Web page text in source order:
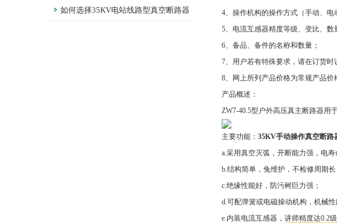
如何选择35KV电站线路型真空断路器
4、操作机构的操作方式（手动、电
5、电流互感器精度等级、变比、数
6、备品、备件的名称和数量；
7、用户若有特殊要求，请在订货时
8、网上所列产品价格为常规产品价
产品概述：
ZW7-40.5型户外高压真主断路器用
主要功能： 35KV手动操作真空断路
a.采用真空灭弧，开断能力强，电寿
b.结构简单，兔维护，不检修周期长
c.绝缘性能好，防污树巨力强；
d.可配弹簧或电磁操动机构，机械
e.内装电流互感器，讲师精度达0.2